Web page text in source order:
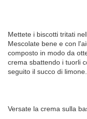
Mettete i biscotti tritati
Mescolate bene e con
composto in modo da
crema sbattendo i tuorli
seguito il succo di limone.
Versate la crema sulla